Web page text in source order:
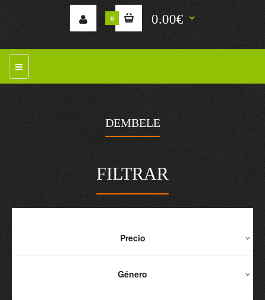
0 0.00€
DEMBELE
FILTRAR
Precio
Género